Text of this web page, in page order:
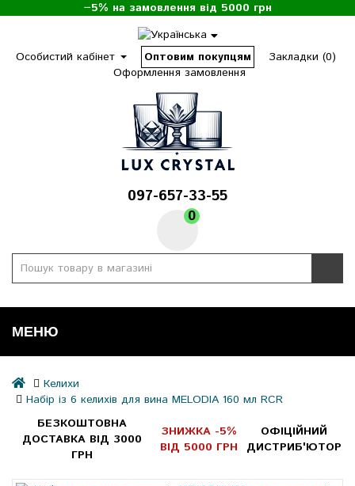
−5% на замовлення від 5000 грн
Особистий кабінет Оптовим покупцям
Закладки (0)
Оформлення замовлення
097-657-33-55
0
МЕНЮ
Келихи
Набір із 6 келихів для вина MELODIA 160 мл RCR
БЕЗКОШТОВНА
ДОСТАВКА ВІД 3000
ГРН
ЗНИЖКА -5%
ВІД 5000 ГРН
ОФІЦІЙНИЙ
ДИСТРИБ'ЮТОР